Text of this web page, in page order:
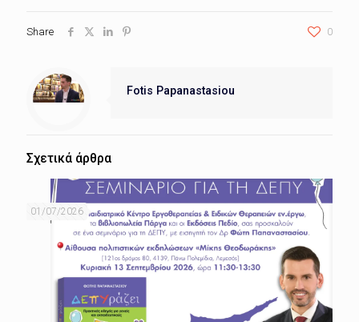
Share 0
Fotis Papanastasiou
Σχετικά άρθρα
01/07/2026